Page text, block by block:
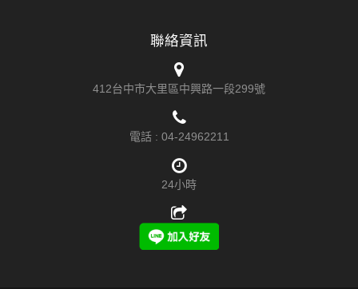
聯絡資訊
412台中市大里區中興路一段299號
電話 : 04-24962211
24小時